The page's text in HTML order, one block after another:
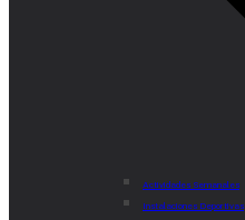
Actividades Semanales
Instalaciones Deportivas